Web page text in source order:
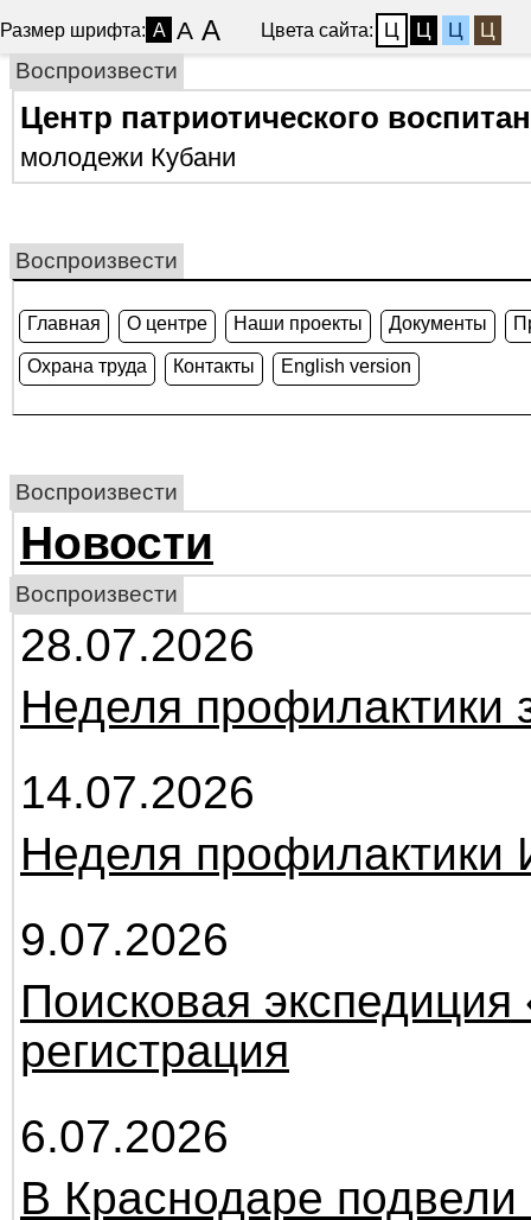
Размер шрифта: A A A Цвета сайта: Ц Ц Ц Ц
Воспроизвести
Центр патриотического
молодежи Кубани
Воспроизвести
Главная О центре Наши проекты Документы
Охрана труда Контакты English version
Воспроизвести
Новости
Воспроизвести
28.07.2026
Неделя профилактики
14.07.2026
Неделя
9.07.2026
Поисковая
регистрация
6.07.2026
В Краснодаре